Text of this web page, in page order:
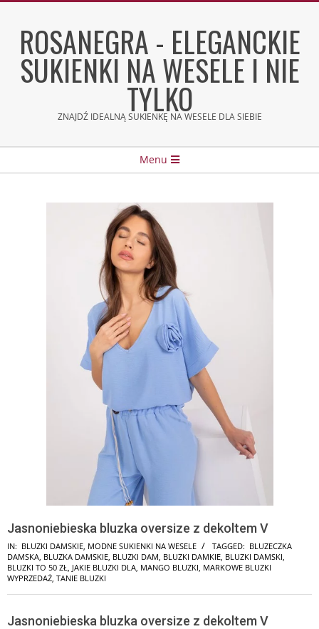
contentROSANEGRA - ELEGANCKIE
SUKIENKI NA WESELE I NIE
TYLKO
ZNAJDŹ IDEALNĄ SUKIENKĘ NA WESELE DLA SIEBIE
Menu
Jasnoniebieska bluzka oversize z dekoltem V
IN: BLUZKI DAMSKIE MODNE SUKIENKI NA WESELE TAGGED: BLUZECZKA
DAMSKA BLUZKA DAMSKIE BLUZKI DAM BLUZKI DAMKIE BLUZKI DAMSKI
BLUZKI TO 50 ZŁ JAKIE BLUZKI DLA MANGO BLUZKI MARKOWE BLUZKI
WYPRZEDAŻ TANIE BLUZKI
Jasnoniebieska bluzka oversize z dekoltem V